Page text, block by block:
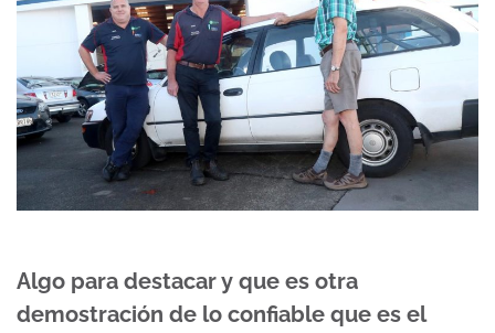
Algo para destacar y que es otra
demostración de lo confiable que es el